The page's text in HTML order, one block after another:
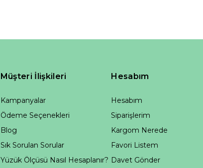
Müşteri İlişkileri
Kampanyalar
Ödeme Seçenekleri
Blog
Sık Sorulan Sorular
Yüzük Ölçüsü Nasıl Hesaplanır?
Hesabım
Hesabım
Siparişlerim
Kargom Nerede
Favori Listem
Davet Gönder